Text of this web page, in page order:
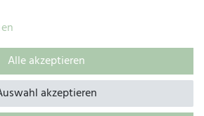
– 2025 SILC GmbH
Alle akzeptieren
akzeptieren